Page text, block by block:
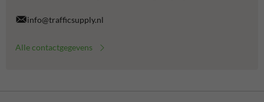
info@trafficsupply.nl
Alle contactgegevens